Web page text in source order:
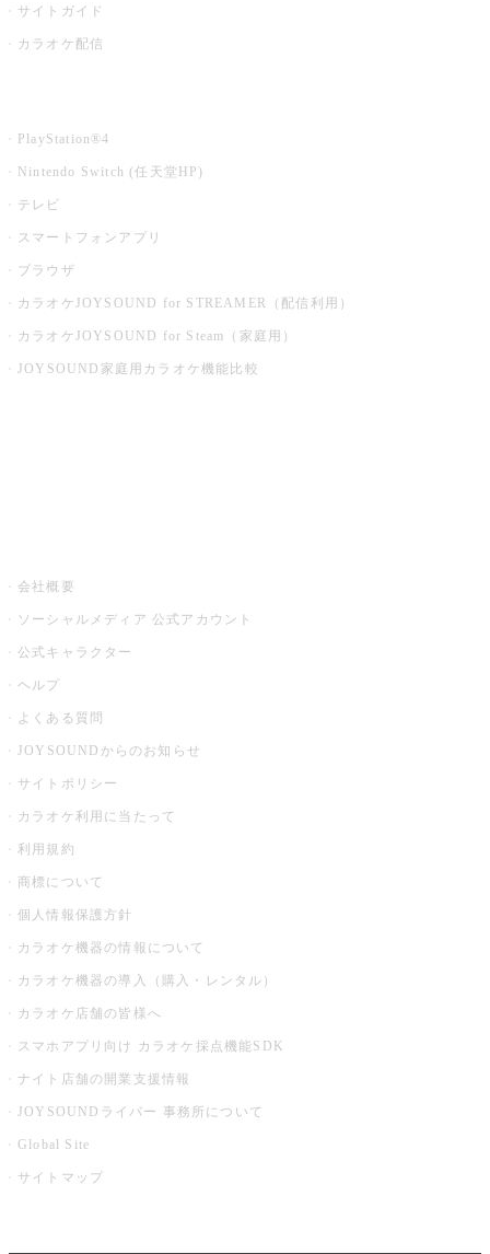
サイトガイド
カラオケ配信
PlayStation®4
Nintendo Switch (任天堂HP)
テレビ
スマートフォンアプリ
ブラウザ
カラオケJOYSOUND for STREAMER（配信利用）
カラオケJOYSOUND for Steam（家庭用）
JOYSOUND家庭用カラオケ機能比較
会社概要
ソーシャルメディア 公式アカウント
公式キャラクター
ヘルプ
よくある質問
JOYSOUNDからのお知らせ
サイトポリシー
カラオケ利用に当たって
利用規約
商標について
個人情報保護方針
カラオケ機器の情報について
カラオケ機器の導入（購入・レンタル）
カラオケ店舗の皆様へ
スマホアプリ向け カラオケ採点機能SDK
ナイト店舗の開業支援情報
JOYSOUNDライバー 事務所について
Global Site
サイトマップ